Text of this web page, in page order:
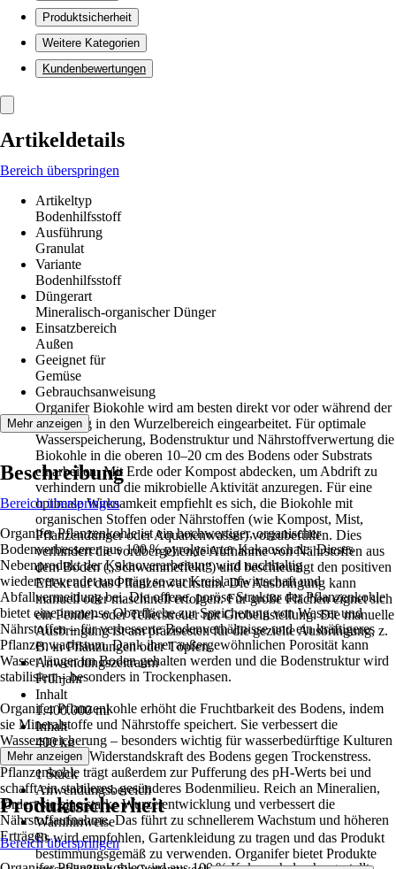
Produktsicherheit
Weitere Kategorien
Kundenbewertungen
Artikeldetails
Bereich überspringen
Artikeltyp
Bodenhilfsstoff
Ausführung
Granulat
Variante
Bodenhilfsstoff
Düngerart
Mineralisch-organischer Dünger
Einsatzbereich
Außen
Geeignet für
Gemüse
Gebrauchsanweisung
Organifer Biokohle wird am besten direkt vor oder während der
Pflanzung in den Wurzelbereich eingearbeitet. Für optimale
Wasserspeicherung, Bodenstruktur und Nährstoffverwertung die
Biokohle in die oberen 10–20 cm des Bodens oder Substrats
einarbeiten. Mit Erde oder Kompost abdecken, um Abdrift zu
verhindern und die mikrobielle Aktivität anzuregen. Für eine
optimale Wirksamkeit empfiehlt es sich, die Biokohle mit
organischen Stoffen oder Nährstoffen (wie Kompost, Mist,
Pflanzendünger oder Aquarienwasser) vorzubefüllen. Dies
verhindert die vorübergehende Aufnahme von Nährstoffen aus
dem Boden („Schwammeffekt“) und beschleunigt den positiven
Effekt auf das Pflanzenwachstum. Die Ausbringung kann
manuell oder maschinell erfolgen. Für große Flächen eignet sich
ein Pendel- oder Tellerstreuer mit Grobeinstellung. Die manuelle
Ausbringung ist am präzisesten für die gezielte Ausbringung, z.
B. in Pflanzungen oder Töpfen.
Anwendungszeitraum
Frühjahr
Inhalt
1.400.000 ml
Inhalt
400 kg
Inhalt
1 Stück
Anwendungsbereich
Nutzgarten
Warnhinweise
Es wird empfohlen, Gartenkleidung zu tragen und das Produkt
bestimmungsgemäß zu verwenden. Organifer bietet Produkte
Mehr anzeigen
Beschreibung
Bereich überspringen
Organifer Pflanzenkohle ist ein hochwertiger, organischer
Bodenverbesserer aus 100 % pyrolysierter Kakaoschale. Dieses
Nebenprodukt der Kakaoverarbeitung wird nachhaltig
wiederverwendet und trägt so zur Kreislaufwirtschaft und
Abfallvermeidung bei. Die offene, poröse Struktur der Pflanzenkohle
bietet eine immense Oberfläche zur Speicherung von Wasser und
Nährstoffen – für verbesserte Bodenverhältnisse und ein kräftigeres
Pflanzenwachstum. Dank ihrer außergewöhnlichen Porosität kann
Wasser länger im Boden gehalten werden und die Bodenstruktur wird
stabilisiert – besonders in Trockenphasen.
Organifer Pflanzenkohle erhöht die Fruchtbarkeit des Bodens, indem
sie Mineralstoffe und Nährstoffe speichert. Sie verbessert die
Wasserspeicherung – besonders wichtig für wasserbedürftige Kulturen
– und stärkt die Widerstandskraft des Bodens gegen Trockenstress.
Pflanzenkohle trägt außerdem zur Pufferung des pH-Werts bei und
schafft ein stabileres, gesünderes Bodenmilieu. Reich an Mineralien,
fördert sie eine starke Wurzelentwicklung und verbessert die
Nährstoffaufnahme. Das führt zu schnellerem Wachstum und höheren
Erträgen.
Mehr anzeigen
Produktsicherheit
Bereich überspringen